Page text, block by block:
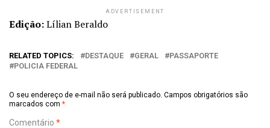
ADVERTISEMENT
Edição:Lílian Beraldo
RELATED TOPICS: DESTAQUE GERAL
PASSAPORTE
POLICIA FEDERAL
O seu endereço de e-mail não será publicado. Campos obrigatórios são
marcados com *
Comentário *